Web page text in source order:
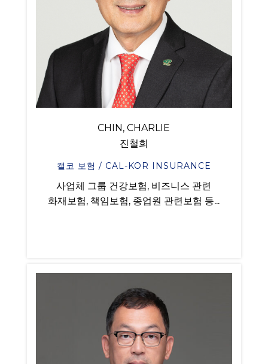
CHIN, CHARLIE
진철희
캘코 보험 / CAL-KOR INSURANCE
사업체 그룹 건강보험, 비즈니스 관련
화재보험, 책임보험, 종업원 관련보험 등...